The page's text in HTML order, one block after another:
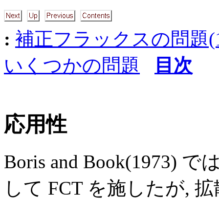
: 補正フラックスの問題
いくつかの問題
目次
応用性
Boris and Book(1973) で
して FCT を施したが,